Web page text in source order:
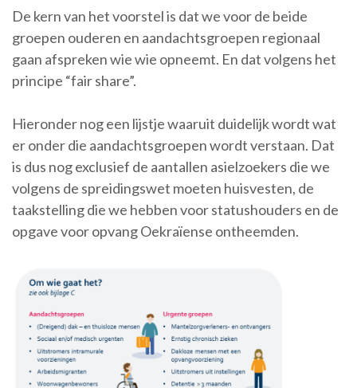
De kern van het voorstel is dat we voor de beide
groepen ouderen en aandachtsgroepen regionaal
gaan afspreken wie wie opneemt. En dat volgens het
principe “fair share”.
Hieronder nog een lijstje waaruit duidelijk wordt wat
er onder die aandachtsgroepen wordt verstaan. Dat
is dus nog exclusief de aantallen asielzoekers die we
volgens de spreidingswet moeten huisvesten, de
taakstelling die we hebben voor statushouders en de
opgave voor opvang Oekraïense ontheemden.